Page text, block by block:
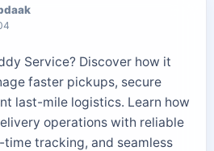
Service? Discover how it
faster pickups, secure
last-mile logistics. Learn how
operations with reliable
tracking, and seamless